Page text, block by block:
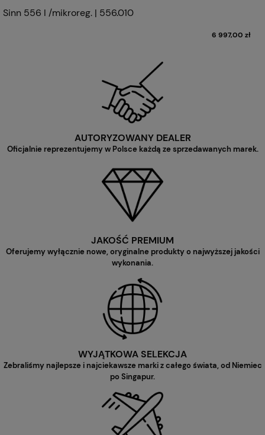
Sinn 556 I /mikroreg. | 556.010
6 997,00 zł
AUTORYZOWANY DEALER
Oficjalnie reprezentujemy w Polsce każdą ze sprzedawanych marek.
JAKOŚĆ PREMIUM
Oferujemy wyłącznie nowe, oryginalne produkty o najwyższej jakości
wykonania.
WYJĄTKOWA SELEKCJA
Zebraliśmy najlepsze i najciekawsze marki z całego świata, od Niemiec
po Singapur.